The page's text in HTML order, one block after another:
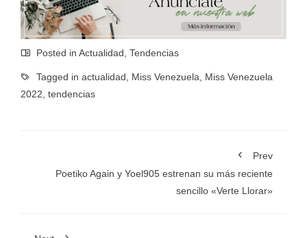
Posted in Actualidad Tendencias
Tagged in actualidad Miss Venezuela
Miss Venezuela
2022 tendencias
Prev
Poetiko Again y Yoel905 estrenan su más reciente
sencillo «Verte Llorar»